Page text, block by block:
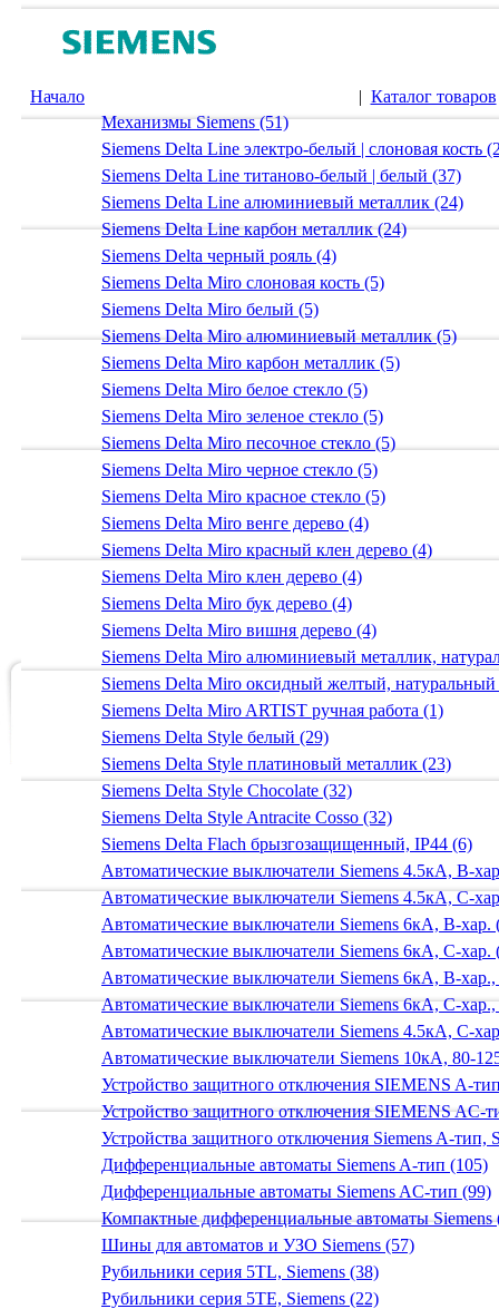
Начало | Каталог товаров
Механизмы Siemens (51)
Siemens Delta Line электро-белый | слоновая кость
Siemens Delta Line титаново-белый | белый (37)
Siemens Delta Line алюминиевый металлик (24)
Siemens Delta Line карбон металлик (24)
Siemens Delta черный рояль (4)
Siemens Delta Miro слоновая кость (5)
Siemens Delta Miro белый (5)
Siemens Delta Miro алюминиевый металлик (5)
Siemens Delta Miro карбон металлик (5)
Siemens Delta Miro белое стекло (5)
Siemens Delta Miro зеленое стекло (5)
Siemens Delta Miro песочное стекло (5)
Siemens Delta Miro черное стекло (5)
Siemens Delta Miro красное стекло (5)
Siemens Delta Miro венге дерево (4)
Siemens Delta Miro красный клен дерево (4)
Siemens Delta Miro клен дерево (4)
Siemens Delta Miro бук дерево (4)
Siemens Delta Miro вишня дерево (4)
Siemens Delta Miro алюминиевый металлик,
Siemens Delta Miro оксидный желтый,
Siemens Delta Miro ARTIST ручная работа (1)
Siemens Delta Style белый (29)
Siemens Delta Style платиновый металлик (23)
Siemens Delta Style Chocolate (32)
Siemens Delta Style Antracite Cosso (32)
Siemens Delta Flach брызгозащищенный, IP44 (6)
Автоматические выключатели Siemens 4.5кА, B-
Автоматические выключатели Siemens 4.5кА, C-
Автоматические выключатели Siemens 6кА, B-хар.
Автоматические выключатели Siemens 6кА, С-хар.
Автоматические выключатели Siemens 6кА, B-
Автоматические выключатели Siemens 6кА, C-
Автоматические выключатели Siemens 4.5кА, C-
Автоматические выключатели Siemens 10кА, 80-
Устройство защитного отключения SIEMENS A-
Устройство защитного отключения SIEMENS AС-
Устройства защитного отключения Siemens A-тип,
Дифференциальные автоматы Siemens A-тип (105)
Дифференциальные автоматы Siemens AС-тип (99)
Компактные дифференциальные автоматы Siemens
Шины для автоматов и УЗО Siemens (57)
Рубильники серия 5TL, Siemens (38)
Рубильники серия 5TE, Siemens (22)